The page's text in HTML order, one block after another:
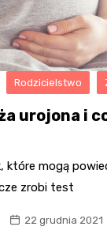
Rodzicielstwo
urojona i
które mogą
zrobi test
22 grudnia 2021